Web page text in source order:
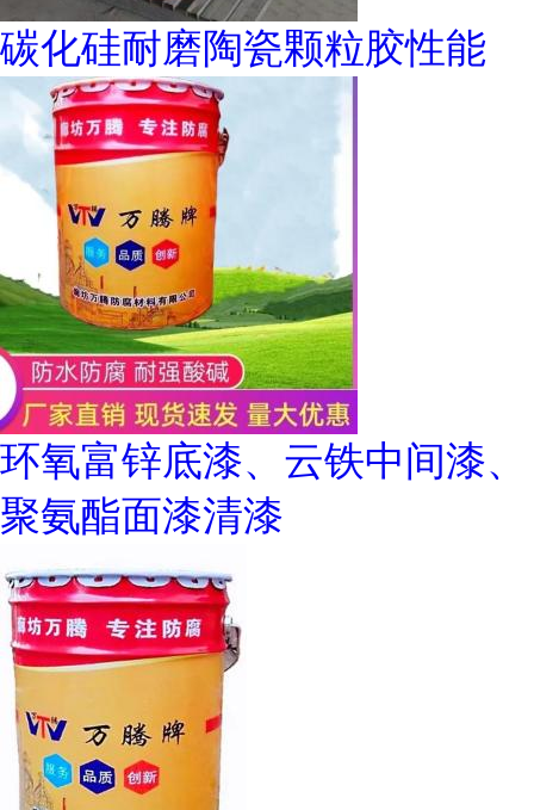
碳化硅耐磨陶瓷颗粒胶性能
环氧富锌底漆、云铁中间漆、
聚氨酯面漆清漆